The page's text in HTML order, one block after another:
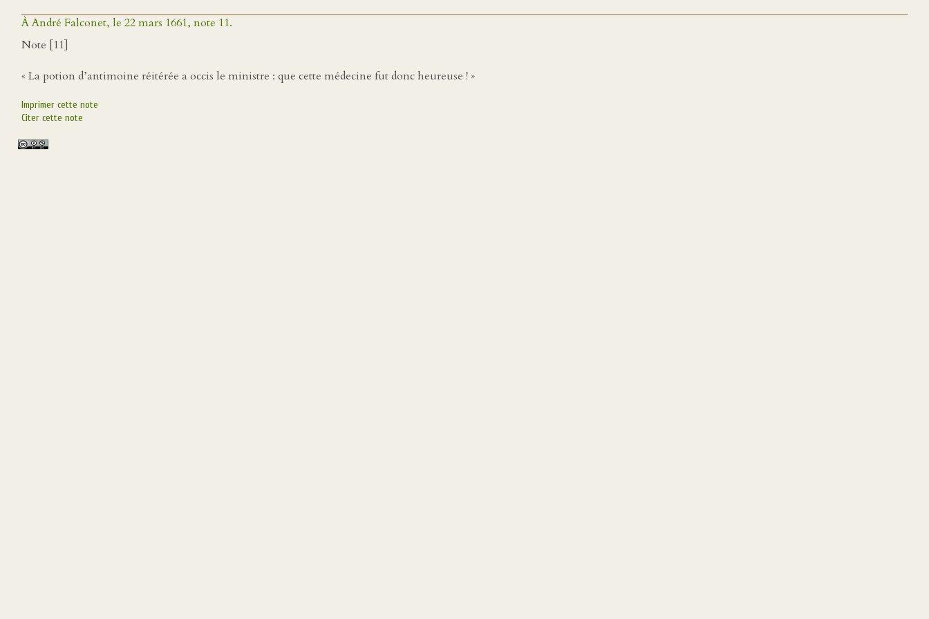
À André Falconet, le 22 mars 1661, note 11.
Note [11]
« La potion d’antimoine réitérée a occis le ministre : que cette médecine fut donc heureuse ! »
Imprimer cette note
Citer cette note